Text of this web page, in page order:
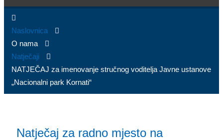
Naslovnica
O nama
Natječaji
NATJEČAJ za imenovanje stručnog voditelja Javne ustanove
„Nacionalni park Kornati“
Natječaj za radno mjesto na